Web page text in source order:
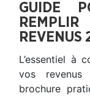
GUIDE
L’essentiel à
vos
brochure